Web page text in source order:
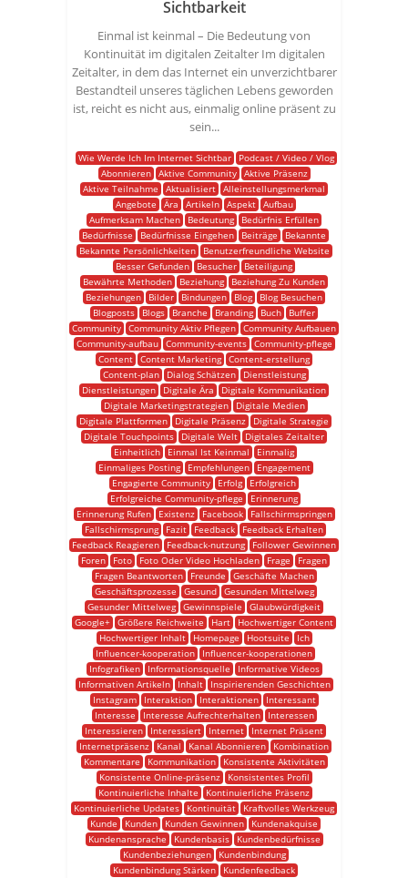
Sichtbarkeit
Einmal ist keinmal – Die Bedeutung von
Kontinuität im digitalen Zeitalter Im digitalen
Zeitalter, in dem das Internet ein unverzichtbarer
Bestandteil unseres täglichen Lebens geworden
ist, reicht es nicht aus, einmalig online präsent zu
sein...
Wie Werde Ich Im Internet Sichtbar
Podcast / Video / Vlog
Abonnieren
Aktive Community
Aktive Präsenz
Aktive Teilnahme
Aktualisiert Alleinstellungsmerkmal
Angebote
Ära Artikeln Aspekt
Aufbau
Aufmerksam Machen
Bedeutung
Bedürfnis Erfüllen
Bedürfnisse
Bedürfnisse Eingehen Beiträge
Bekannte
Bekannte Persönlichkeiten
Benutzerfreundliche Website
Besser Gefunden
Besucher
Beteiligung
Bewährte Methoden
Beziehung
Beziehung Zu Kunden
Beziehungen
Bilder Bindungen Blog
Blog Besuchen
Blogposts
Blogs Branche Branding Buch
Buffer
Community Community Aktiv Pflegen Community Aufbauen
Community-aufbau
Community-events
Community-pflege
Content Content Marketing Content-erstellung
Content-plan
Dialog Schätzen
Dienstleistung
Dienstleistungen
Digitale Ära
Digitale Kommunikation
Digitale Marketingstrategien
Digitale Medien
Digitale Plattformen
Digitale Präsenz
Digitale Strategie
Digitale Touchpoints
Digitale Welt
Digitales Zeitalter
Einheitlich
Einmal Ist Keinmal
Einmalig
Einmaliges Posting
Empfehlungen
Engagement
Engagierte Community
Erfolg
Erfolgreich
Erfolgreiche Community-pflege
Erinnerung
Erinnerung Rufen
Existenz Facebook
Fallschirmspringen
Fallschirmsprung
Fazit Feedback
Feedback Erhalten
Feedback Reagieren
Feedback-nutzung
Follower Gewinnen
Foren
Foto Foto Oder Video Hochladen Frage
Fragen
Fragen Beantworten
Freunde
Geschäfte Machen
Geschäftsprozesse
Gesund
Gesunden Mittelweg
Gesunder Mittelweg Gewinnspiele
Glaubwürdigkeit
Google+ Größere Reichweite Hart
Hochwertiger Content
Hochwertiger Inhalt
Homepage Hootsuite
Ich
Influencer-kooperation
Influencer-kooperationen
Infografiken
Informationsquelle
Informative Videos
Informativen Artikeln
Inhalt
Inspirierenden Geschichten
Instagram
Interaktion Interaktionen
Interessant
Interesse
Interesse Aufrechterhalten
Interessen
Interessieren
Interessiert Internet
Internet Präsent
Internetpräsenz
Kanal Kanal Abonnieren
Kombination
Kommentare
Kommunikation
Konsistente Aktivitäten
Konsistente Online-präsenz
Konsistentes Profil
Kontinuierliche Inhalte
Kontinuierliche Präsenz
Kontinuierliche Updates
Kontinuität
Kraftvolles Werkzeug
Kunde
Kunden Kunden Gewinnen
Kundenakquise
Kundenansprache
Kundenbasis
Kundenbedürfnisse
Kundenbeziehungen
Kundenbindung
Kundenbindung Stärken
Kundenfeedback